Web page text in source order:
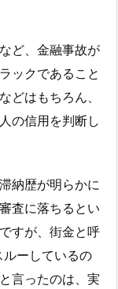
ど、金融事故が
ックであること
どはもちろん、
の信用を判断し
納歴が明らかに
査に落ちるとい
すが、街金と呼
ーしているの
言ったのは、実